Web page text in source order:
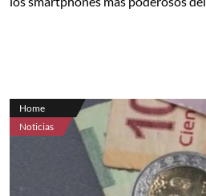
Home
Noticias